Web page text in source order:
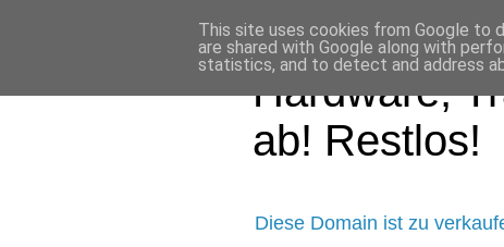
Hardware,
ab! Restlos!
Diese Domain ist zu
This site uses cookies from Google to
are shared with Google along with
statistics, and to detect and address